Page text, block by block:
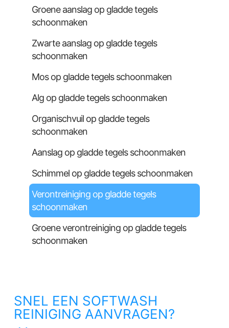
Groene aanslag op gladde tegels
schoonmaken
Zwarte aanslag op gladde tegels
schoonmaken
Mos op gladde tegels schoonmaken
Alg op gladde tegels schoonmaken
Organischvuil op gladde tegels
schoonmaken
Aanslag op gladde tegels schoonmaken
Schimmel op gladde tegels schoonmaken
Verontreiniging op gladde tegels
schoonmaken
Groene verontreiniging op gladde tegels
schoonmaken
SNEL EEN SOFTWASH
REINIGING AANVRAGEN?